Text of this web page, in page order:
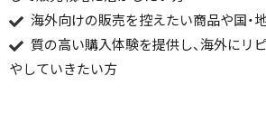
海外向けの販売を控えたい商品や国・
質の高い購入体験を提供し、海外にリ
やしていきたい方